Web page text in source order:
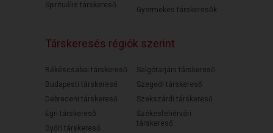
Spirituális társkereső
Gyermekes társkeresők
Társkeresés régiók szerint
Békéscsabai társkereső
Budapesti társkereső
Debreceni társkereső
Egri társkereső
Győri társkereső
Salgótarjáni társkereső
Szegedi társkereső
Szekszárdi társkereső
Székesfehérvári
társkereső